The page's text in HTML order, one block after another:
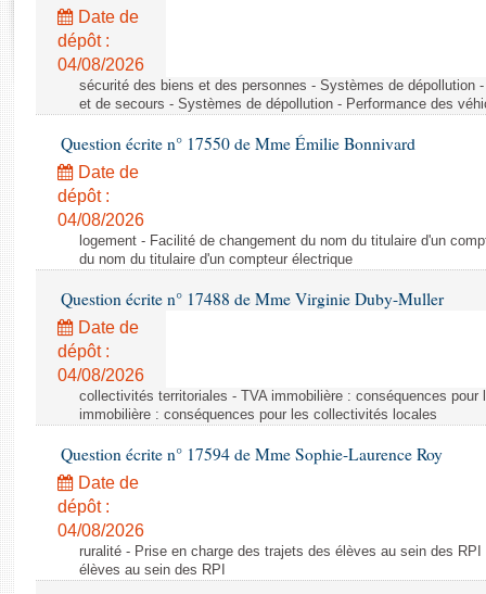
Rapports législatifs
Rapports sur l'application des lois
Baromètre de l’application des lois
Dossiers législatifs
Budget et sécurité sociale
Questions écrites et orales
Comptes rendus des débats
Date de
dépôt :
04/08/2026
sécurité des biens et des personnes - Systèmes de dépollution
et de secours - Systèmes de dépollution - Performance des
Question écrite n° 17550 de Mme Émilie Bonnivard
Date de
dépôt :
04/08/2026
logement - Facilité de changement du nom du titulaire d'un
du nom du titulaire d'un compteur électrique
Question écrite n° 17488 de Mme Virginie Duby-Muller
Date de
dépôt :
04/08/2026
collectivités territoriales - TVA immobilière : conséquences
immobilière : conséquences pour les collectivités locales
Question écrite n° 17594 de Mme Sophie-Laurence Roy
Date de
dépôt :
04/08/2026
ruralité - Prise en charge des trajets des élèves au sein des
élèves au sein des RPI